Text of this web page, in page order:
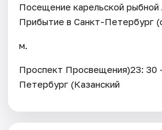
Посещение карельской рыбной
Прибытие в Санкт-Петербург
м.
Проспект Просвещения)23: 30
Петербург (Казанский